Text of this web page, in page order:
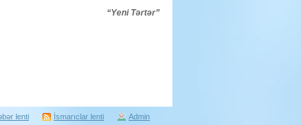
“Yeni Tərtər”
lenti İsmarıclar lenti Admin